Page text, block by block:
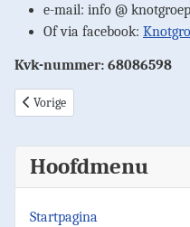
e-mail: info @
Of via facebook:
Kvk-nummer: 68086598
Vorig artikel: Afspraken knotdag
Vorige
Hoofdmenu
Startpagina